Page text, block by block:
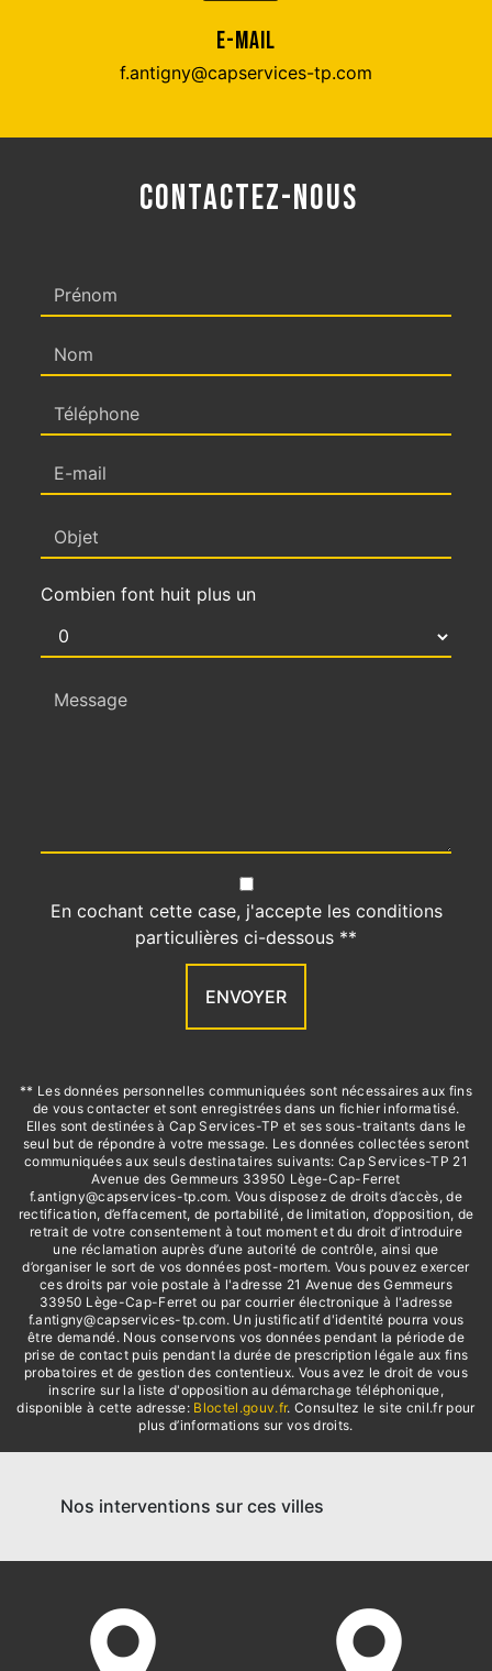
E-MAIL
f.antigny@capservices-tp.com
CONTACTEZ-NOUS
Combien font huit plus un
En cochant cette case, j'accepte les conditions
particulières ci-dessous **
ENVOYER
** Les données personnelles communiquées sont nécessaires aux fins
de vous contacter et sont enregistrées dans un fichier informatisé.
Elles sont destinées à Cap Services-TP et ses sous-traitants dans le
seul but de répondre à votre message. Les données collectées seront
communiquées aux seuls destinataires suivants: Cap Services-TP 21
Avenue des Gemmeurs 33950 Lège-Cap-Ferret
f.antigny@capservices-tp.com. Vous disposez de droits d’accès, de
rectification, d’effacement, de portabilité, de limitation, d’opposition, de
retrait de votre consentement à tout moment et du droit d’introduire
une réclamation auprès d’une autorité de contrôle, ainsi que
d’organiser le sort de vos données post-mortem. Vous pouvez exercer
ces droits par voie postale à l'adresse 21 Avenue des Gemmeurs
33950 Lège-Cap-Ferret ou par courrier électronique à l'adresse
f.antigny@capservices-tp.com. Un justificatif d'identité pourra vous
être demandé. Nous conservons vos données pendant la période de
prise de contact puis pendant la durée de prescription légale aux fins
probatoires et de gestion des contentieux. Vous avez le droit de vous
inscrire sur la liste d'opposition au démarchage téléphonique,
disponible à cette adresse: Bloctel.gouv.fr. Consultez le site cnil.fr pour
plus d’informations sur vos droits.
Nos interventions sur ces villes